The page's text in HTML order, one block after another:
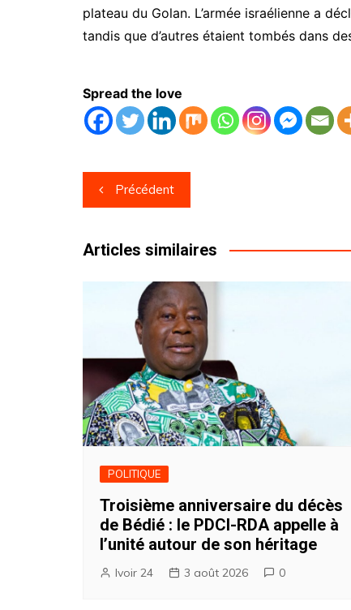
plateau du Golan. L’armée israélienne a
tandis que d’autres étaient tombés dans
Spread the love
Navigation
de
l’article
Précédent
Articles similaires
POLITIQUE
Troisième anniversaire du décès
de Bédié : le PDCI-RDA appelle à
l’unité autour de son héritage
Ivoir 24 3 août 2026 0